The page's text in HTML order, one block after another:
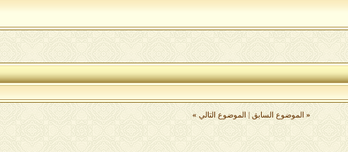
« الموضوع السابق الموضوع التالي »